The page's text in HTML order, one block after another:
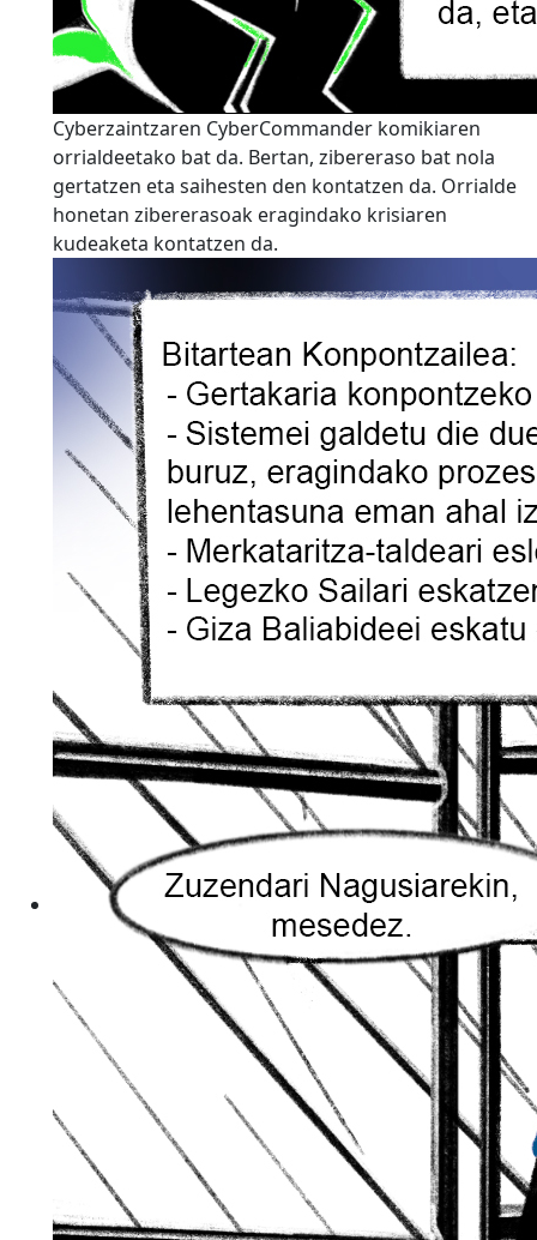
Cyberzaintzaren CyberCommander komikiaren
orrialdeetako bat da. Bertan, zibereraso bat nola
gertatzen eta saihesten den kontatzen da. Orrialde
honetan zibererasoak eragindako krisiaren
kudeaketa kontatzen da.